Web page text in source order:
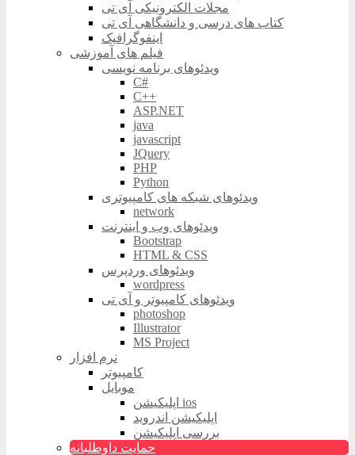
مجلات الکترونیکی آی تی
کتاب های درسی و دانشگاهی آی تی
اینفوگرافیک
فیلم های آموزشی
ویدئوهای برنامه نویسی
C#
C++
ASP.NET
java
javascript
JQuery
PHP
Python
ویدئوهای شبکه های کامپیوتری
network
ویدئوهای وب و اینترنت
Bootstrap
HTML & CSS
ویدئوهای وردپرس
wordpress
ویدئوهای کامپیوتر و آی تی
photoshop
Illustrator
MS Project
نرم افزار
کامپیوتر
موبایل
اپلیکیشن ios
اپلیکیشن اندروید
بررسی اپلیکیشن
حمایت داوطلبانه